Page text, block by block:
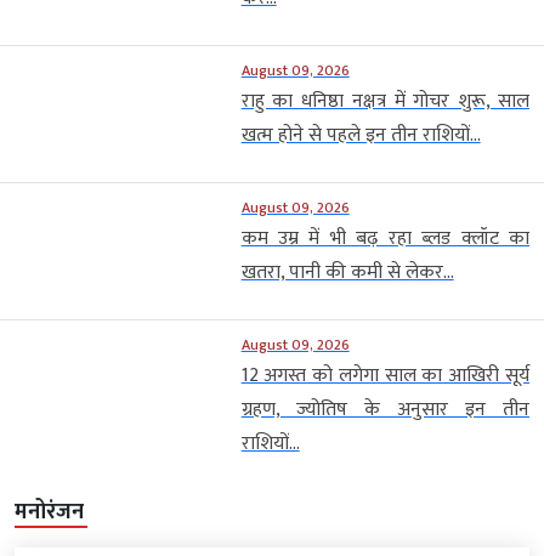
August 09, 2026
राहु का धनिष्ठा नक्षत्र में गोचर शुरू, साल
खत्म होने से पहले इन तीन राशियों...
August 09, 2026
कम उम्र में भी बढ़ रहा ब्लड क्लॉट का
खतरा, पानी की कमी से लेकर...
August 09, 2026
12 अगस्त को लगेगा साल का आखिरी सूर्य
ग्रहण, ज्योतिष के अनुसार इन तीन
राशियों...
मनोरंजन